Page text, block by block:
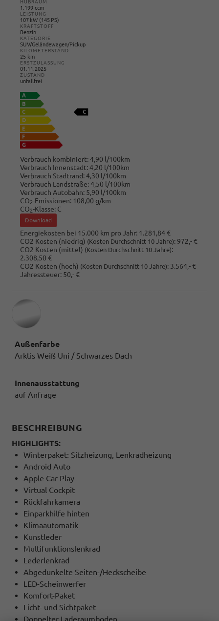
HUBRAUM
1.199 ccm
LEISTUNG
107 kW (145 PS)
KRAFTSTOFF
Benzin
KATEGORIE
SUV/Geländewagen/Pickup
KILOMETERSTAND
25 km
ERSTZULASSUNG
01.11.2025
ZUSTAND
unfallfrei
Verbrauch kombiniert:4,90 l/100km
Verbrauch Innenstadt:4,20 l/100km
Verbrauch Stadtrand:4,30 l/100km
Verbrauch Landstraße:4,50 l/100km
Verbrauch Autobahn: 5,90 l/100km
CO2-Emissionen: 108,00 g/km
CO2-Klasse: C
Download
Energiekosten bei 15.000 km pro Jahr: 1.281,84 €
CO2 Kosten (niedrig) (Kosten Durchschnitt 10 Jahre): 972,- €
CO2 Kosten (mittel) (Kosten Durchschnitt 10 Jahre):
2.308,50 €
CO2 Kosten (hoch) (Kosten Durchschnitt 10 Jahre): 3.564,- €
Jahressteuer: 50,- €
Außenfarbe
Arktis Weiß Uni / Schwarzes Dach
Innenausstattung
auf Anfrage
BESCHREIBUNG
HIGHLIGHTS:
Winterpaket: Sitzheizung, Lenkradheizung
Android Auto
Apple Car Play
Virtual Cockpit
Rückfahrkamera
Einparkhilfe hinten
Klimaautomatik
Kunstleder
Multifunktionslenkrad
Lederlenkrad
Abgedunkelte Seiten-/Heckscheibe
LED-Scheinwerfer
Komfort-Paket
Licht- und Sichtpaket
Doppelter Laderaumboden